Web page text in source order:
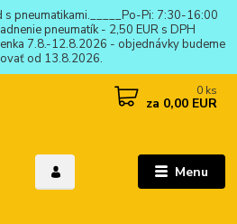
pneumatikami._____Po-Pi: 7:30-16:00
pneumatík - 2,50 EUR s DPH
7.8.-12.8.2026 - objednávky budeme
od 13.8.2026.
Menu
0 ks
za 0,00 EUR